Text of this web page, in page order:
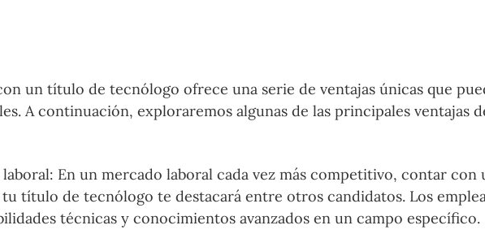
un título de tecnólogo ofrece una serie de ventajas únicas que
A continuación, exploraremos algunas de las principales ventajas
En un mercado laboral cada vez más competitivo, contar con
título de tecnólogo te destacará entre otros candidatos. Los
técnicas y conocimientos avanzados en un campo específico.